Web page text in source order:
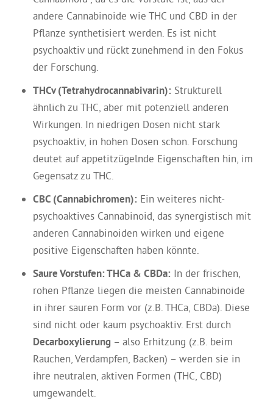
andere Cannabinoide wie THC und CBD in der
Pflanze synthetisiert werden. Es ist nicht
psychoaktiv und rückt zunehmend in den Fokus
der Forschung.
THCv (Tetrahydrocannabivarin): Strukturell
ähnlich zu THC, aber mit potenziell anderen
Wirkungen. In niedrigen Dosen nicht stark
psychoaktiv, in hohen Dosen schon. Forschung
deutet auf appetitzügelnde Eigenschaften hin, im
Gegensatz zu THC.
CBC (Cannabichromen): Ein weiteres nicht-
psychoaktives Cannabinoid, das synergistisch mit
anderen Cannabinoiden wirken und eigene
positive Eigenschaften haben könnte.
Saure Vorstufen: THCa & CBDa: In der frischen,
rohen Pflanze liegen die meisten Cannabinoide
in ihrer sauren Form vor (z.B. THCa, CBDa). Diese
sind nicht oder kaum psychoaktiv. Erst durch
Decarboxylierung – also Erhitzung (z.B. beim
Rauchen, Verdampfen, Backen) – werden sie in
ihre neutralen, aktiven Formen (THC, CBD)
umgewandelt.